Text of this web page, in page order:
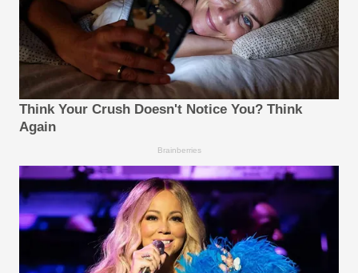
Think Your Crush Doesn't Notice You? Think
Again
Brainberries